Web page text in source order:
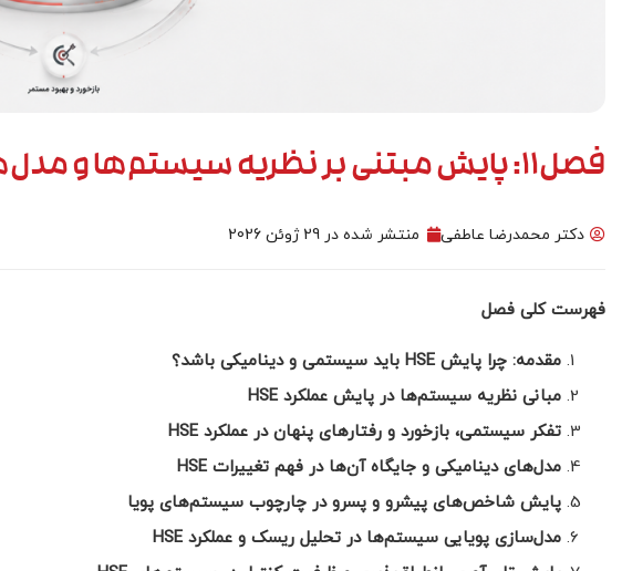
فصل11: پایش مبتنی بر نظریه سیستم‌ها و مدل‌های دینامیکی
دکتر محمدرضا عاطفی منتشر شده در 29 ژوئن 2026
فهرست کلی فصل
مقدمه: چرا پایش HSE باید سیستمی و دینامیکی باشد؟
مبانی نظریه سیستم‌ها در پایش عملکرد HSE
تفکر سیستمی، بازخورد و رفتارهای پنهان در عملکرد HSE
مدل‌های دینامیکی و جایگاه آن‌ها در فهم تغییرات HSE
پایش شاخص‌های پیشرو و پسرو در چارچوب سیستم‌های پویا
مدل‌سازی پویایی سیستم‌ها در تحلیل ریسک و عملکرد HSE